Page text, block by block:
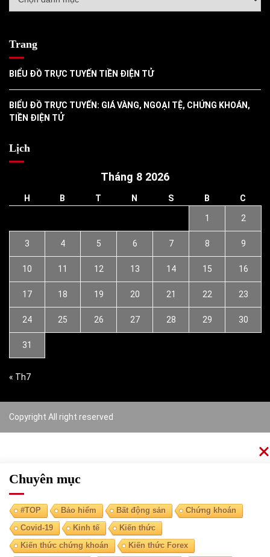
mục
Trang
BIỂU ĐỒ TRỰC TUYẾN TIỀN ĐIỆN TỬ
BIỂU ĐỒ TRỰC TUYẾN: GIÁ VÀNG, NGOẠI TỆ, CHỨNG KHOÁN,
TIỀN ĐIỆN TỬ
Lịch
Tháng 8 2026
H B T N S B C
1 2
3 4 5 6 7 8 9
10 11 12 13 14 15 16
17 18 19 20 21 22 23
24 25 26 27 28 29 30
31
« Th7
Copyright All right reserved
Chuyên mục
#TOP Bảo hiểm Bất động sản
Chứng khoán
Covid-19
Kinh tế
Kiến thức
Kiến thức chứng khoán
Kiến thức Forex